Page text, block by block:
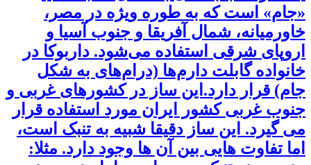
«جام» است که به طوره ویژه در مصر،
خاورمیانه، شمال آفریقا و جنوب آسیا و
اروپای شرقی استفاده می‌شود. داربوکا در
خانواده گابلت دارم‌ها (درام‌های به شکل
جام) قرار دارد.این ساز در کشورهای غربی و
جنوب غربی کشور ایران مورد استفاده قرار
می گیرد. این ساز دقیقا شبیه به تنبک است،
اما تفاوت هایی بین آن ها وجود دارد. مثلا: